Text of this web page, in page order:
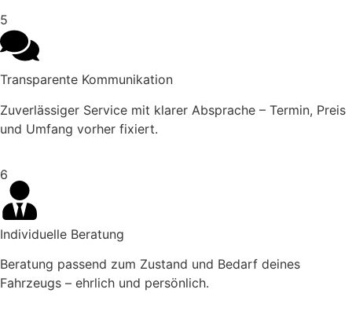
5
Transparente Kommunikation
Zuverlässiger Service mit klarer Absprache – Termin, Preis
und Umfang vorher fixiert.
6
Individuelle Beratung
Beratung passend zum Zustand und Bedarf deines
Fahrzeugs – ehrlich und persönlich.